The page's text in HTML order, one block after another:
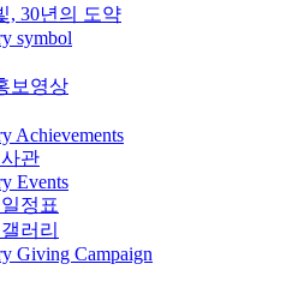
, 30년의 도약
symbol
보영상
Achievements
관
Events
정표
러리
Giving Campaign